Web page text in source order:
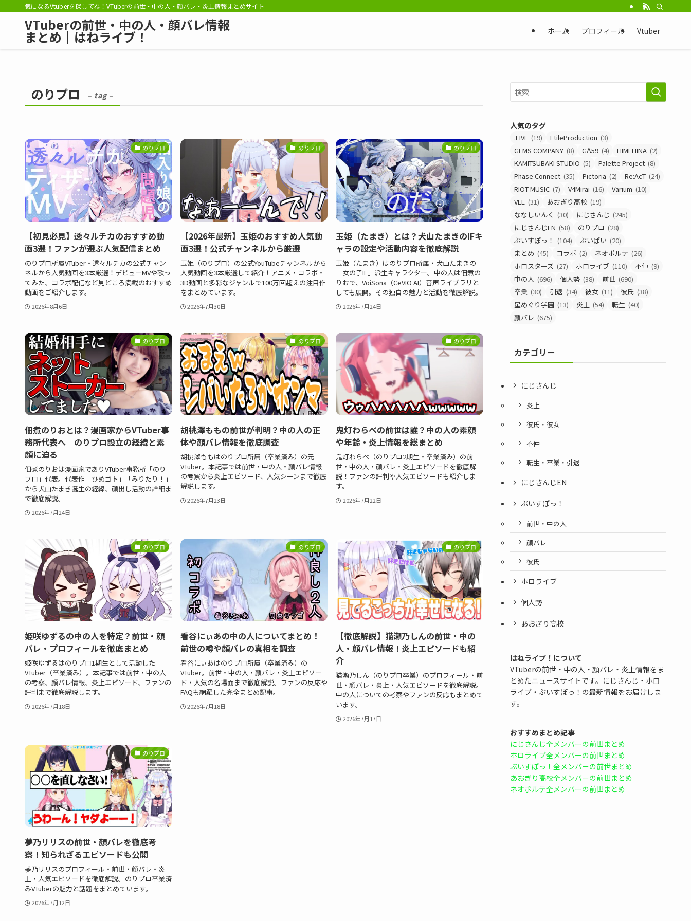
気になるVtuberを探してね！VTuberの前世・中の人・顔バレ・炎上情報まとめサイト
VTuberの前世・中の人・顔バレ情報
まとめ｜はねライブ！ ホーム プロフィール Vtuber
のりプロ – tag –
のりプロ
【初見必見】透々ルチカのおすすめ動
画3選！ファンが選ぶ人気配信まとめ
のりプロ所属VTuber・透々ルチカの公式チャン
ネルから人気動画を3本厳選！デビューMVや歌っ
てみた、コラボ配信など見どころ満載のおすすめ
動画をご紹介します。
2026年8月6日
のりプロ
【2026年最新】玉姫のおすすめ人気動
画3選！公式チャンネルから厳選
玉姫（のりプロ）の公式YouTubeチャンネルから
人気動画を3本厳選して紹介！アニメ・コラボ・
3D動画と多彩なジャンルで100万回超えの注目作
をまとめています。
2026年7月30日
のりプロ
玉姫（たまき）とは？犬山たまきのIFキ
ャラの設定や活動内容を徹底解説
玉姫（たまき）はのりプロ所属・犬山たまきの
「女の子IF」派生キャラクター。中の人は佃煮の
りおで、VoiSona（CeVIO AI）音声ライブラリと
しても展開。その独自の魅力と活動を徹底解説。
2026年7月24日
のりプロ
佃煮のりおとは？漫画家からVTuber事
務所代表へ｜のりプロ設立の経緯と素
顔に迫る
佃煮のりおは漫画家でありVTuber事務所「のり
プロ」代表。代表作「ひめゴト」「みりたり！」
から犬山たまき誕生の経緯、顔出し活動の詳細ま
で徹底解説。
2026年7月24日
のりプロ
胡桃澤ももの前世が判明？中の人の正
体や顔バレ情報を徹底調査
胡桃澤ももはのりプロ所属（卒業済み）の元
VTuber。本記事では前世・中の人・顔バレ情報
の考察から炎上エピソード、人気シーンまで徹底
解説します。
2026年7月23日
のりプロ
鬼灯わらべの前世は誰？中の人の素顔
や年齢・炎上情報を総まとめ
鬼灯わらべ（のりプロ2期生・卒業済み）の前
世・中の人・顔バレ・炎上エピソードを徹底解
説！ファンの評判や人気エピソードも紹介しま
す。
2026年7月22日
のりプロ
姫咲ゆずるの中の人を特定？前世・顔
バレ・プロフィールを徹底まとめ
姫咲ゆずるはのりプロ1期生として活動した
VTuber（卒業済み）。本記事では前世・中の人
の考察、顔バレ情報、炎上エピソード、ファンの
評判まで徹底解説します。
2026年7月18日
のりプロ
看谷にぃあの中の人についてまとめ！
前世の噂や顔バレの真相を調査
看谷にぃあはのりプロ所属（卒業済み）の
VTuber。前世・中の人・顔バレ・炎上エピソー
ド・人気の名場面まで徹底解説。ファンの反応や
FAQも網羅した完全まとめ記事。
2026年7月18日
のりプロ
【徹底解説】猫瀬乃しんの前世・中の
人・顔バレ情報！炎上エピソードも紹
介
猫瀬乃しん（のりプロ卒業）のプロフィール・前
世・顔バレ・炎上・人気エピソードを徹底解説。
中の人についての考察やファンの反応もまとめて
います。
2026年7月17日
のりプロ
夢乃リリスの前世・顔バレを徹底考
察！知られざるエピソードも公開
夢乃リリスのプロフィール・前世・顔バレ・炎
上・人気エピソードを徹底解説。のりプロ卒業済
みVTuberの魅力と話題をまとめています。
2026年7月12日
人気のタグ
.LIVE (19) EtileProduction (3)
GEMS COMPANY (8) GΔ59 (4) HIMEHINA (2)
KAMITSUBAKI STUDIO (5) Palette Project (8)
Phase Connect (35) Pictoria (2) Re:AcT (24)
RIOT MUSIC (7) V4Mirai (16) Varium (10)
VEE (31) あおぎり高校 (19)
ななしいんく (30) にじさんじ (245)
にじさんじEN (58) のりプロ (28)
ぶいすぽっ！
(104) ぶいぱい (20)
まとめ (45) コラボ (2) ネオポルテ (26)
ホロスターズ (27) ホロライブ (110) 不仲 (9)
中の人 (696) 個人勢 (38) 前世 (690)
卒業 (30) 引退 (34) 彼女 (11) 彼氏 (38)
星めぐり学園 (13) 炎上 (54) 転生 (40)
顔バレ (675)
カテゴリー
にじさんじ
炎上
彼氏・彼女
不仲
転生・卒業・引退
にじさんじEN
ぶいすぽっ！
前世・中の人
顔バレ
彼氏
ホロライブ
個人勢
あおぎり高校
はねライブ！について
VTuberの前世・中の人・顔バレ・炎上情報をま
とめたニュースサイトです。にじさんじ・ホロ
ライブ・ぶいすぽっ！の最新情報をお届けしま
す。
おすすめまとめ記事
にじさんじ全メンバーの前世まとめ
ホロライブ全メンバーの前世まとめ
ぶいすぽっ！全メンバーの前世まとめ
あおぎり高校全メンバーの前世まとめ
ネオポルテ全メンバーの前世まとめ